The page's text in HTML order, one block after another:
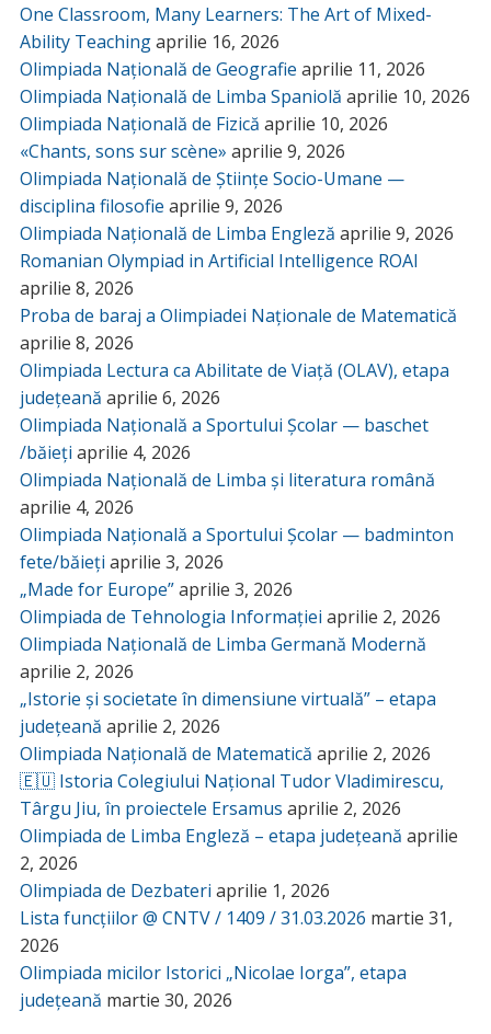
One Classroom, Many Learners: The Art of Mixed-
Ability Teachingaprilie 16, 2026
Olimpiada Națională de Geografie aprilie 11, 2026
Olimpiada Națională de Limba Spaniolă aprilie 10, 2026
Olimpiada Națională de Fizică aprilie 10, 2026
«Chants, sons sur scène» aprilie 9, 2026
Olimpiada Națională de Științe Socio-Umane —
disciplina filosofie aprilie 9, 2026
Olimpiada Națională de Limba Engleză aprilie 9, 2026
Romanian Olympiad in Artificial Intelligence ROAI
aprilie 8, 2026
Proba de baraj a Olimpiadei Naționale de Matematică
aprilie 8, 2026
Olimpiada Lectura ca Abilitate de Viață (OLAV), etapa
județeană aprilie 6, 2026
Olimpiada Națională a Sportului Școlar — baschet
/băieți aprilie 4, 2026
Olimpiada Națională de Limba și literatura română
aprilie 4, 2026
Olimpiada Națională a Sportului Școlar — badminton
fete/băieți aprilie 3, 2026
„Made for Europe”aprilie 3, 2026
Olimpiada de Tehnologia Informației aprilie 2, 2026
Olimpiada Națională de Limba Germană Modernă
aprilie 2, 2026
„Istorie și societate în dimensiune virtuală” – etapa
județeană aprilie 2, 2026
Olimpiada Națională de Matematică aprilie 2, 2026
🇪🇺 Istoria Colegiului Național Tudor Vladimirescu,
Târgu Jiu, în proiectele Ersamus aprilie 2, 2026
Olimpiada de Limba Engleză – etapa județeană aprilie
2, 2026
Olimpiada de Dezbateri aprilie 1, 2026
Lista funcțiilor @ CNTV / 1409 / 31.03.2026 martie 31,
2026
Olimpiada micilor Istorici „Nicolae Iorga”, etapa
județeană martie 30, 2026